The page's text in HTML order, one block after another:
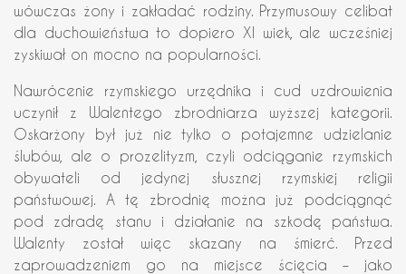
wówczas żony i zakładać rodziny. Przymusowy celibat
dla duchowieństwa to dopiero XI wiek, ale wcześniej
zyskiwał on mocno na popularności.
Nawrócenie rzymskiego urzędnika i cud uzdrowienia
uczynił z Walentego zbrodniarza wyższej kategorii.
Oskarżony był już nie tylko o potajemne udzielanie
ślubów, ale o prozelityzm, czyli odciąganie rzymskich
obywateli od jedynej słusznej rzymskiej religii
państwowej. A tę zbrodnię można już podciągnąć
pod zdradę stanu i działanie na szkodę państwa.
Walenty został więc skazany na śmierć. Przed
zaprowadzeniem go na miejsce ścięcia – jako